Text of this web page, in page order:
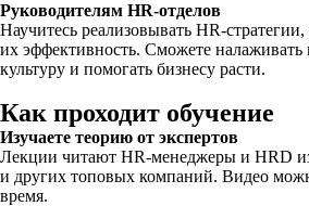
Руководителям HR-отделов
Научитесь реализовывать HR-стратегии,
их эффективность. Сможете
культуру и помогать бизнесу расти.
Как проходит обучение
Изучаете теорию от экспертов
Лекции читают HR-менеджеры и HRD
и других топовых компаний. Видео
время.